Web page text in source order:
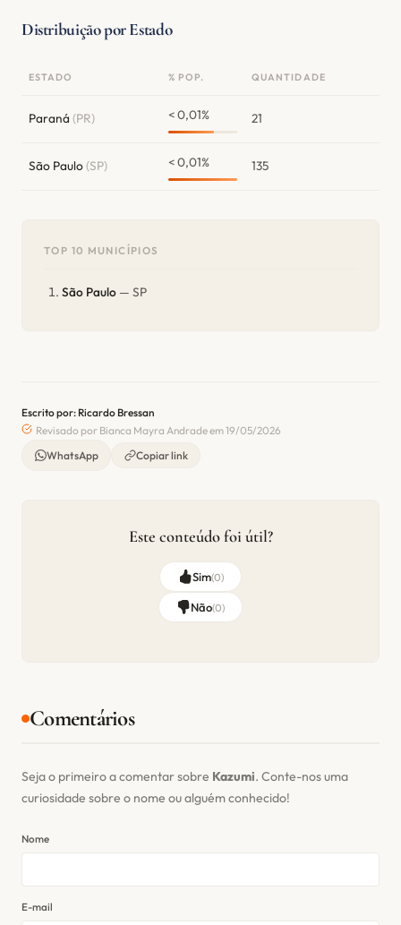
Distribuição por Estado
ESTADO % POP. QUANTIDADE
Paraná (PR) < 0,01% 21
São Paulo(SP) < 0,01% 135
TOP 10 MUNICÍPIOS
São Paulo — SP
Escrito por: Ricardo Bressan
Revisado por Bianca Mayra Andrade em 19/05/2026
WhatsApp
Copiar link
Este conteúdo foi útil?
Sim(0)
Não(0)
Comentários
Seja o primeiro a comentar sobre Kazumi. Conte-nos uma
curiosidade sobre o nome ou alguém conhecido!
Nome
E-mail